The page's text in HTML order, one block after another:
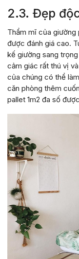
2.3. Đẹp
Thẩm mĩ của giường
được đánh giá cao.
kế giường sang
cảm giác rất thú vị
của chúng có thể
căn phòng thêm
pallet 1m2 đa số